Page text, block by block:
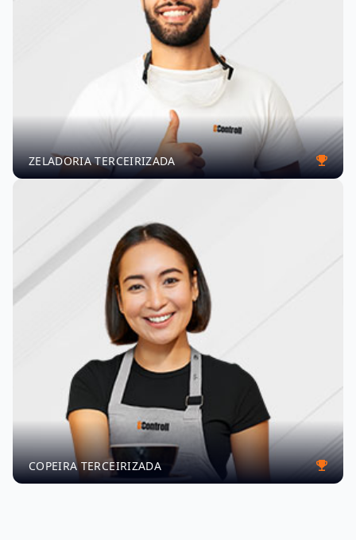
ZELADORIA TERCEIRIZADA
COPEIRA TERCEIRIZADA